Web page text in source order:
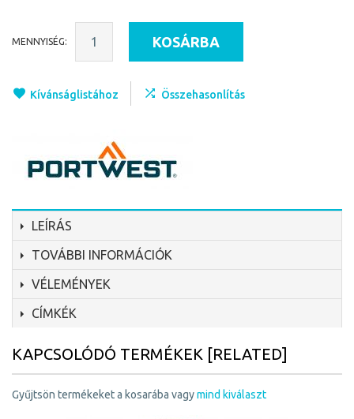
MENNYISÉG: KOSÁRBA
Kívánságlistához Összehasonlítás
LEÍRÁS
TOVÁBBI INFORMÁCIÓK
VÉLEMÉNYEK
CÍMKÉK
KAPCSOLÓDÓ TERMÉKEK [RELATED]
Gyűjtsön termékeket a kosarába vagymind kiválaszt